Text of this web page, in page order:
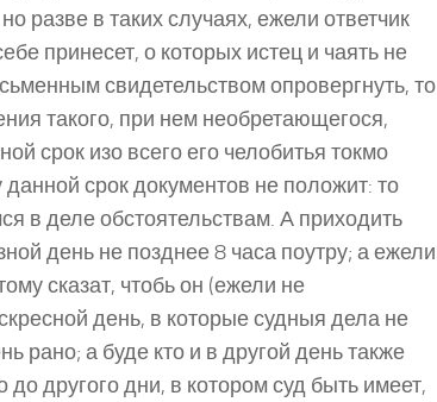
разве в таких случаях, ежели ответчик
принесет, о которых истец и чаять не
свидетельством опровергнуть, то
такого, при нем необретающегося,
срок изо всего его челобитья токмо
срок документов не положит: то
в деле обстоятельствам. А приходить
день не позднее 8 часа поутру; а ежели
сказат, чтобь он (ежели не
день, в которые судныя дела не
рано; а буде кто и в другой день также
до другого дни, в котором суд быть имеет,